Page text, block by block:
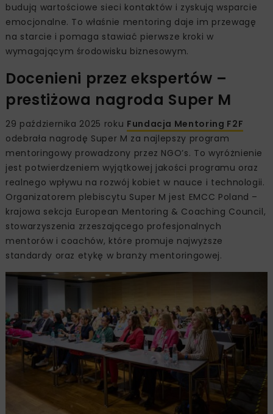
budują wartościowe sieci kontaktów i zyskują wsparcie
emocjonalne. To właśnie mentoring daje im przewagę
na starcie i pomaga stawiać pierwsze kroki w
wymagającym środowisku biznesowym.
Docenieni przez ekspertów –
prestiżowa nagroda Super M
29 października 2025 roku Fundacja Mentoring F2F
odebrała nagrodę Super M za najlepszy program
mentoringowy prowadzony przez NGO’s. To wyróżnienie
jest potwierdzeniem wyjątkowej jakości programu oraz
realnego wpływu na rozwój kobiet w nauce i technologii.
Organizatorem plebiscytu Super M jest EMCC Poland –
krajowa sekcja European Mentoring & Coaching Council,
stowarzyszenia zrzeszającego profesjonalnych
mentorów i coachów, które promuje najwyższe
standardy oraz etykę w branży mentoringowej.